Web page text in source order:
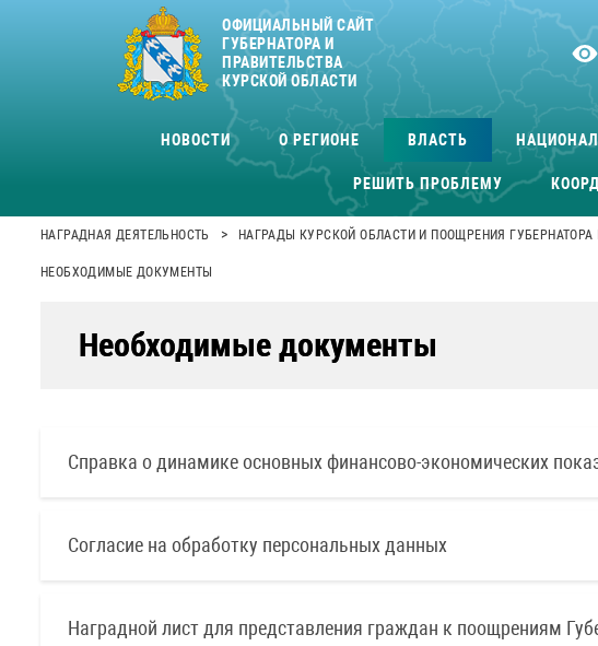
ОФИЦИАЛЬНЫЙ САЙТ
ГУБЕРНАТОРА И
ПРАВИТЕЛЬСТВА
КУРСКОЙ ОБЛАСТИ
НОВОСТИ О РЕГИОНЕ ВЛАСТЬ
РЕШИТЬ ПРОБЛЕМУ
НАГРАДНАЯ ДЕЯТЕЛЬНОСТЬ > НАГРАДЫ КУРСКОЙ ОБЛАСТИ И ПООЩРЕНИЯ
НЕОБХОДИМЫЕ ДОКУМЕНТЫ
Необходимые документы
Справка о динамике основных финансово-экономических
Согласие на обработку персональных данных
Наградной лист для представления граждан к поощрениям